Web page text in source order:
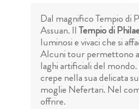
Dal magnifico Tempio di
Assuan. Il Tempio di
luminosi e vivaci che si
Alcuni tour permettono
laghi artificiali del
crepe nella sua delicata
moglie Nefertari. Nel
offrire.